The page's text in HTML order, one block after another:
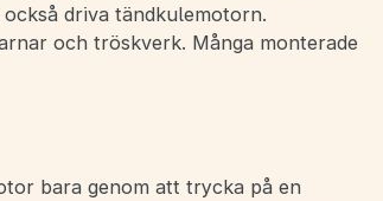
driva tändkulemotorn.
och tröskverk. Många monterade
bara genom att trycka på en